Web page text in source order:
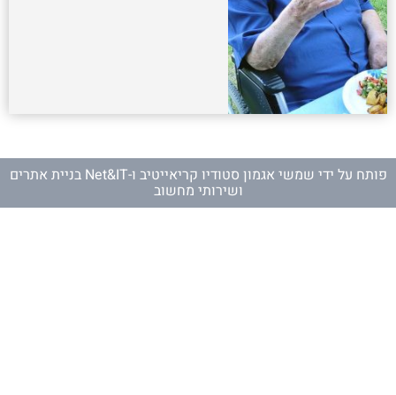
פותח על ידי שמשי אגמון סטודיו קריאייטיב ו- Net&IT בניית אתרים
ושירותי מחשוב